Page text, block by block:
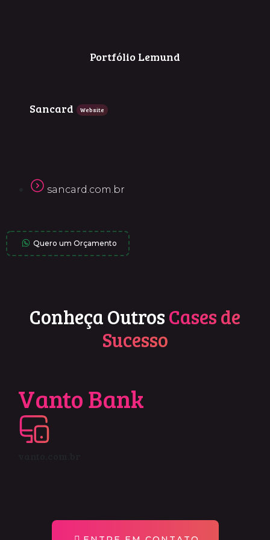
Portfólio Lemund
Sancard Website
sancard.com.br
Quero um Orçamento
Conheça OutrosCases de
Sucesso
Vanto Bank